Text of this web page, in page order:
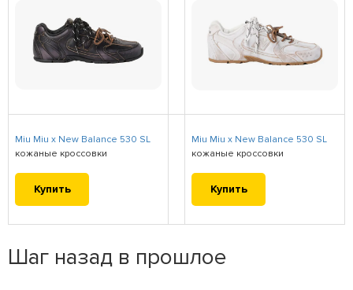
Miu Miu x New Balance 530 SL
кожаные кроссовки
Купить
Miu Miu x New Balance 530 SL
кожаные кроссовки
Купить
Шаг назад в прошлое